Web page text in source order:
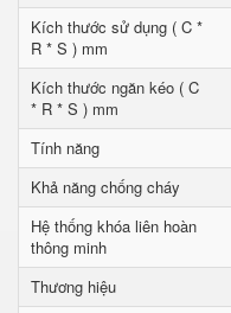
Kích thước sử dụng ( C *
R * S ) mm
Kích thước ngăn kéo ( C
* R * S ) mm
Tính năng
Khả năng chống cháy
Hệ thống khóa liên hoàn
thông minh
Thương hiệu